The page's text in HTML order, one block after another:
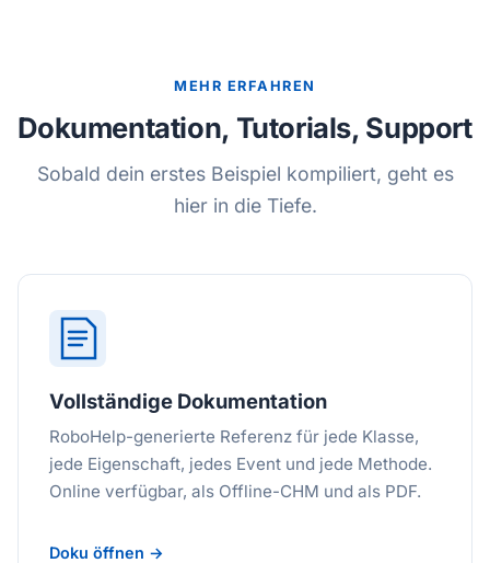
MEHR ERFAHREN
Dokumentation, Tutorials, Support
Sobald dein erstes Beispiel kompiliert, geht es
hier in die Tiefe.
Vollständige Dokumentation
RoboHelp-generierte Referenz für jede Klasse,
jede Eigenschaft, jedes Event und jede Methode.
Online verfügbar, als Offline-CHM und als PDF.
Doku öffnen →